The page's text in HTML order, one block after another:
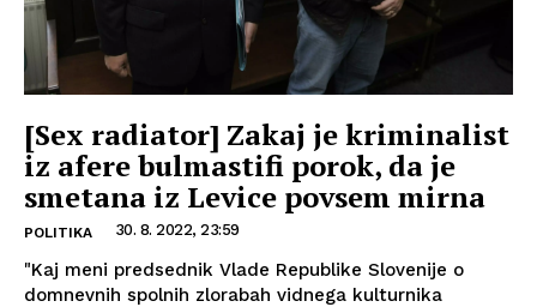
[Sex radiator] Zakaj je kriminalist
iz afere bulmastifi porok, da je
smetana iz Levice povsem mirna
POLITIKA 30. 8. 2022, 23:59
"Kaj meni predsednik Vlade Republike Slovenije o
domnevnih spolnih zlorabah vidnega kulturnika